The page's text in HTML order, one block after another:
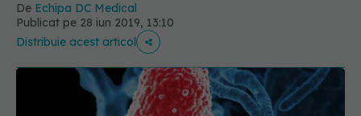
De Echipa DC Medical
Publicat pe 28 iun 2019, 13:10
Distribuie acest articol